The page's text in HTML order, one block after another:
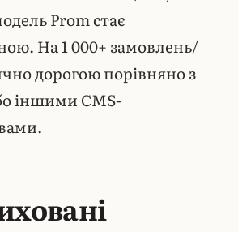
Prom стає
На 1 000+ замовлень/
дорогою порівняно з
іншими CMS-